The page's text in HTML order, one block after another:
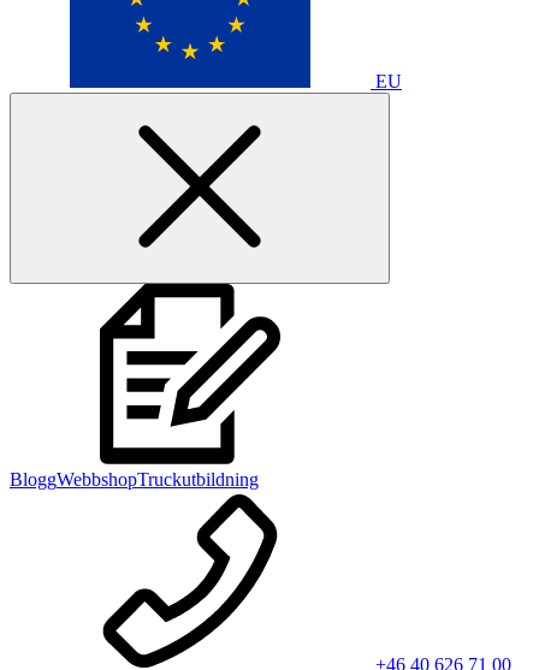
EU
BloggWebbshopTruckutbildning
+46 40 626 71 00